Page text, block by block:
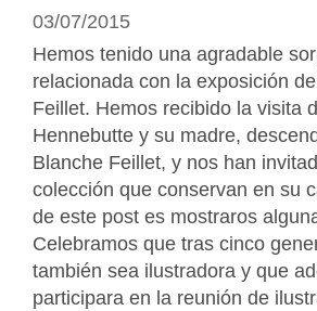
03/07/2015
Hemos tenido una agradable
relacionada con la exposición
Feillet. Hemos recibido la visita
Hennebutte y su madre,
Blanche Feillet, y nos han
colección que conservan en su
de este post es mostraros
Celebramos que tras cinco
también sea ilustradora y que
participara en la reunión de